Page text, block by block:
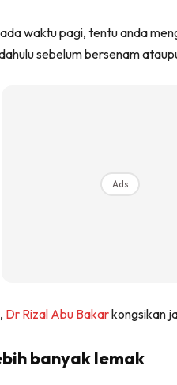
waktu pagi, tentu anda
sebelum bersenam
Ads
Dr Rizal Abu Bakarkongsikan
banyak lemak